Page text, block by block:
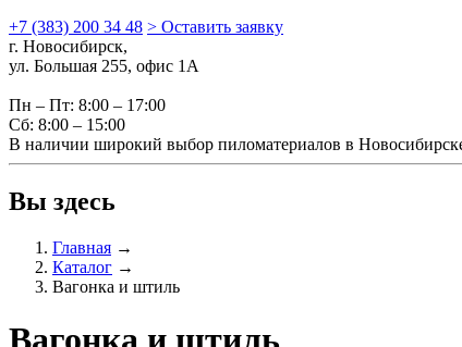
+7 (383) 200 34 48 > Оставить заявку
г. Новосибирск,
ул. Большая 255, офис 1А
Пн – Пт: 8:00 – 17:00
Сб: 8:00 – 15:00
В наличии широкий выбор пиломатериалов в
Вы здесь
Главная →
Каталог →
Вагонка и штиль